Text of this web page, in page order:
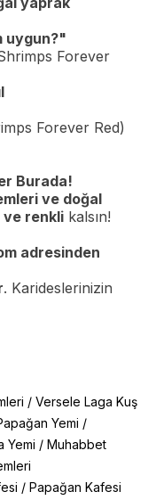
uygun?"
Forever
Forever Red)
Burada!
ve doğal
ve renkli kalsın!
adresinden
. Karideslerinizin
/ Versele Laga Kuş
Yemi /
Yemi / Muhabbet
/ Papağan Kafesi